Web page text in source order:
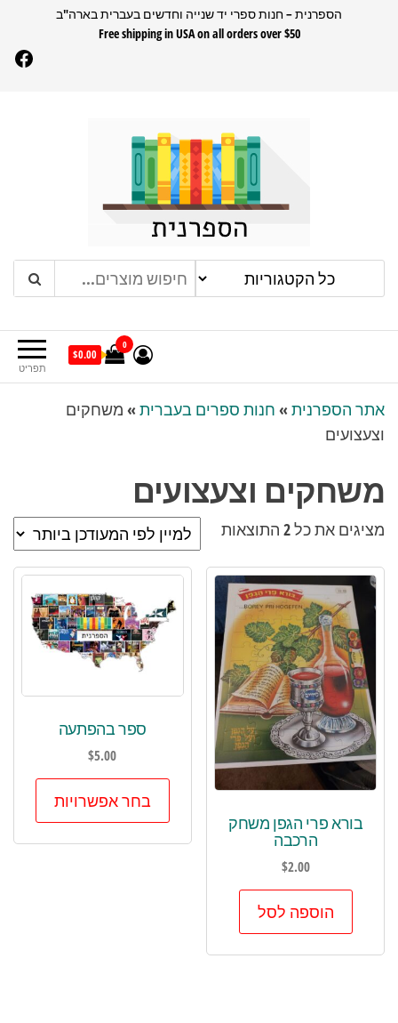
הספרנית – חנות ספרי יד שנייה וחדשים בעברית בארה"ב
Free shipping in USA on all orders over $50
הספרנית
תפריט
0
$0.00
אתר הספרנית » חנות ספרים בעברית » משחקים
וצעצועים
משחקים וצעצועים
מציגים את כל ⁦2⁩ התוצאות
ממוין
לפי
הפריט
ביותר
בורא פרי הגפן משחק
הרכבה
$2.00
הוספה לסל
ספר בהפתעה
$5.00
בחר אפשרויות